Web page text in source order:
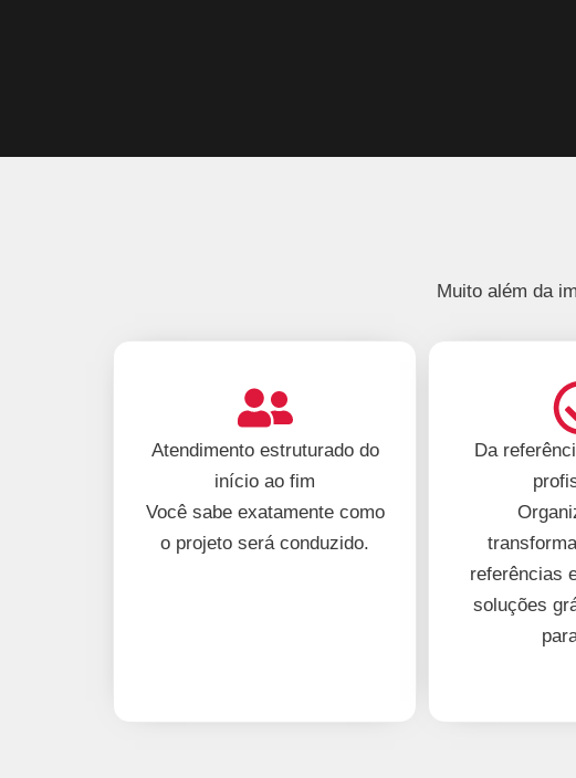
Muito além da
Atendimento estruturado do
início ao fim
Você sabe exatamente como
o projeto será conduzido.
Da
referências
soluções